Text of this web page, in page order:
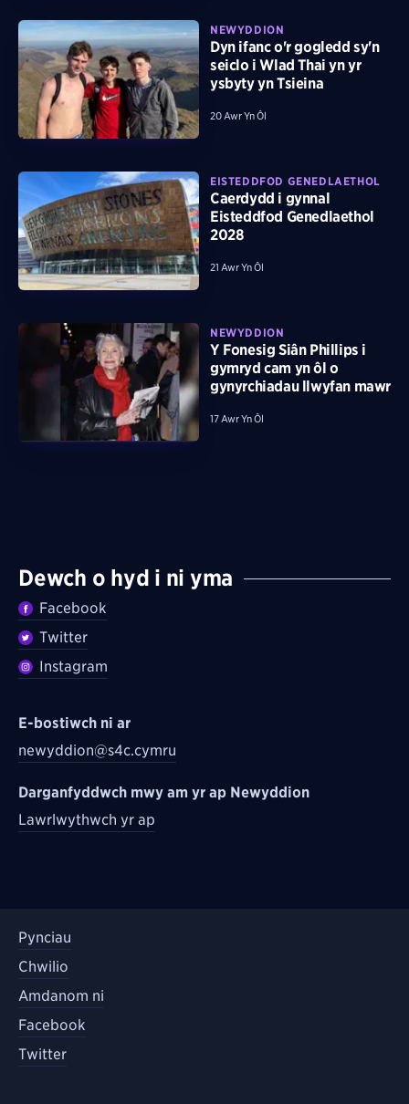
NEWYDDION
Dyn ifanc o'r gogledd sy'n
seiclo i Wlad Thai yn yr
ysbyty yn Tsieina
20 Awr Yn Ôl
EISTEDDFOD GENEDLAETHOL
Caerdydd i gynnal
Eisteddfod Genedlaethol
2028
21 Awr Yn Ôl
NEWYDDION
Y Fonesig Siân Phillips i
gymryd cam yn ôl o
gynyrchiadau llwyfan mawr
17 Awr Yn Ôl
Dewch o hyd i ni yma
Facebook
Twitter
Instagram
E-bostiwch ni ar
newyddion@s4c.cymru
Darganfyddwch mwy am yr ap Newyddion
Lawrlwythwch yr ap
Pynciau
Chwilio
Amdanom ni
Facebook
Twitter